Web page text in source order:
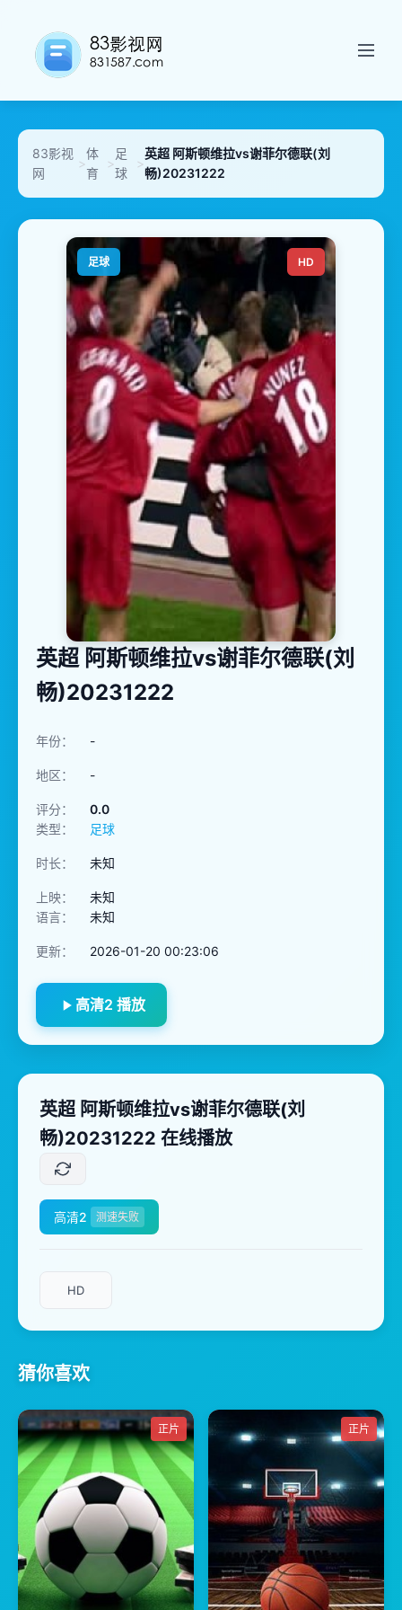
83影视
网
>
体
育
>
足
球
>
英超 阿斯顿维拉vs谢菲尔德联(刘
畅)20231222
足球 HD
英超 阿斯顿维拉vs谢菲尔德联(刘
畅)20231222
年份： -
地区： -
评分：
0.0
类型：
足球
时长： 未知
上映：
未知
语言：
未知
更新： 2026-01-20 00:23:06
高清2 播放
英超 阿斯顿维拉vs谢菲尔德联(刘
畅)20231222 在线播放
高清2 测速失败
HD
猜你喜欢
正片 正片